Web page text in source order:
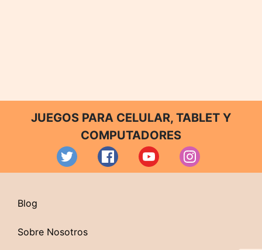
JUEGOS PARA CELULAR, TABLET Y
COMPUTADORES
Blog
Sobre Nosotros